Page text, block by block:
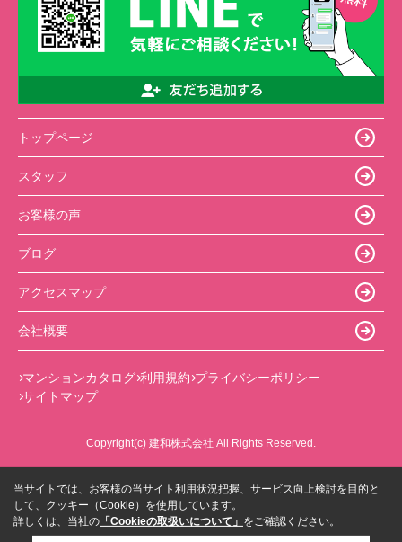
トップページ
スタッフ
お客様の声
ブログ
アクセスマップ
会社概要
マンションカタログ 利用規約 プライバシーポリシー
サイトマップ
Copyright(c) 建和株式会社 All Rights Reserved.
当サイトでは、お客様の当サイト利用状況把握、サービス向上検討を目的と
して、クッキー（Cookie）を使用しています。
詳しくは、当社の 「Cookieの取扱いについて」 をご確認ください。